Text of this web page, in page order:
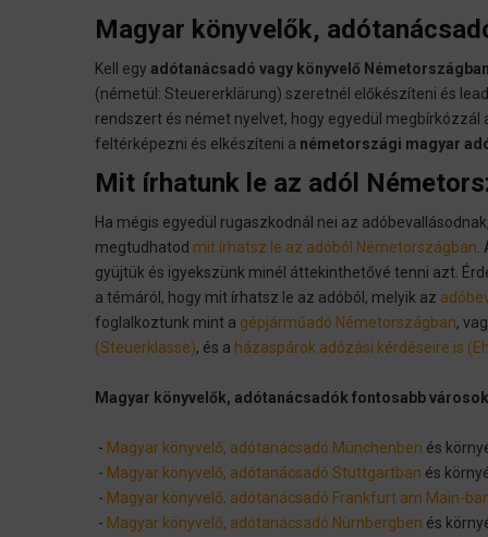
Magyar könyvelők,
Kell egy adótanácsadó vagy könyvelő Németországban
(németül: Steuererklärung) szeretnél előkészíteni és
rendszert és német nyelvet, hogy egyedül
feltérképezni és elkészíteni a németországi magyar
Mit írhatunk le az adól
Ha mégis egyedül rugaszkodnál nei az
megtudhatod mit írhatsz le az adóból Németországban .
gyüjtük és igyekszünk minél áttekinthetővé tenni azt.
a témáról, hogy mit írhatsz le az adóból, melyik az
foglalkoztunk mint a gépjárműadó Németországban,
(Steuerklasse), és a házaspárok adózási kérdéseire is
Magyar könyvelők, adótanácsadók fontosabb
- Magyar könyvelő, adótanácsadó Münchenben és
- Magyar könyvelő, adótanácsadó Stuttgartban és
- Magyar könyvelő, adótanácsadó Frankfurt am Main-
- Magyar könyvelő, adótanácsadó Nürnbergben és